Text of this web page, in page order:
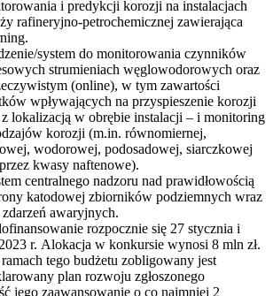
i predykcji korozji na instalacjach
rafineryjno-petrochemicznej zawierająca
system do monitorowania czynników
strumieniach węglowodorowych oraz
(online), w tym zawartości
wpływających na przyspieszenie korozji
lokalizacją w obrębie instalacji – i monitoring
korozji (m.in. równomiernej,
wodorowej, podosadowej, siarczkowej
kwasy naftenowe).
centralnego nadzoru nad prawidłowością
katodowej zbiorników podziemnych wraz
awaryjnych.
rozpocznie się 27 stycznia i
r. Alokacja w konkursie wynosi 8 mln zł.
tego budżetu zobligowany jest
plan rozwoju zgłoszonego
jego zaawansowanie o co najmniej 2